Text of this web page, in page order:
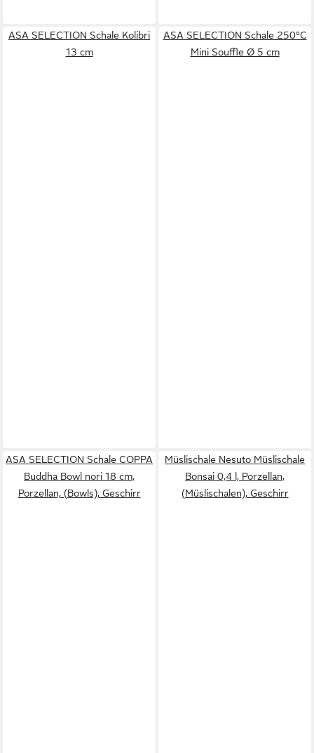
ASA SELECTION Schale Kolibri
13 cm
ASA SELECTION Schale 250°C
Mini Souffle Ø 5 cm
ASA SELECTION Schale COPPA
Buddha Bowl nori 18 cm,
Porzellan, (Bowls), Geschirr
Müslischale Nesuto Müslischale
Bonsai 0,4 l, Porzellan,
(Müslischalen), Geschirr